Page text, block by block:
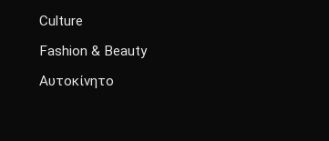
Culture
Fashion & Beauty
Αυτοκίνητο